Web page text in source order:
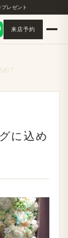
レゼント
来店予約
めて
に込め